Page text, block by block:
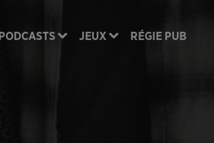
PODCASTS JEUX RÉGIE PUB